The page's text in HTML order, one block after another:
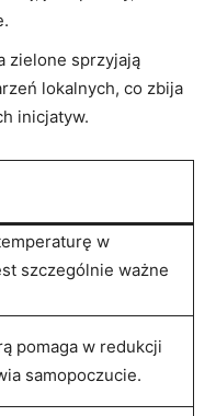
zielone​ sprzyjają
lokalnych, co zbija
inicjatyw.
w
szczególnie⁣ ważne
pomaga w redukcji
samopoczucie.